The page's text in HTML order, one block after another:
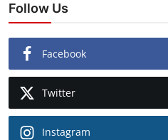
Follow Us
Facebook
Twitter
Instagram